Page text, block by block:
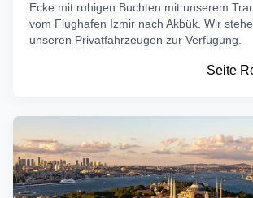
Ecke mit ruhigen Buchten mit unserem
vom Flughafen Izmir nach Akbük. Wir
unseren Privatfahrzeugen zur Verfügung.
Seite